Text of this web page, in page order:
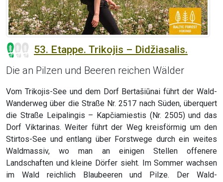
53. Etappe. Trikojis – Didžiasalis.
Die an Pilzen und Beeren reichen Wälder
Vom Trikojis-See und dem Dorf Bertašiūnai führt der Wald-
Wanderweg über die Straße Nr. 2517 nach Süden, überquert
die Straße Leipalingis – Kapčiamiestis (Nr. 2505) und das
Dorf Viktarinas. Weiter führt der Weg kreisförmig um den
Stirtos-See und entlang über Forstwege durch ein weites
Waldmassiv, wo man an einigen Stellen offenere
Landschaften und kleine Dörfer sieht. Im Sommer wachsen
im Wald reichlich Blaubeeren und Pilze. Der Wald-